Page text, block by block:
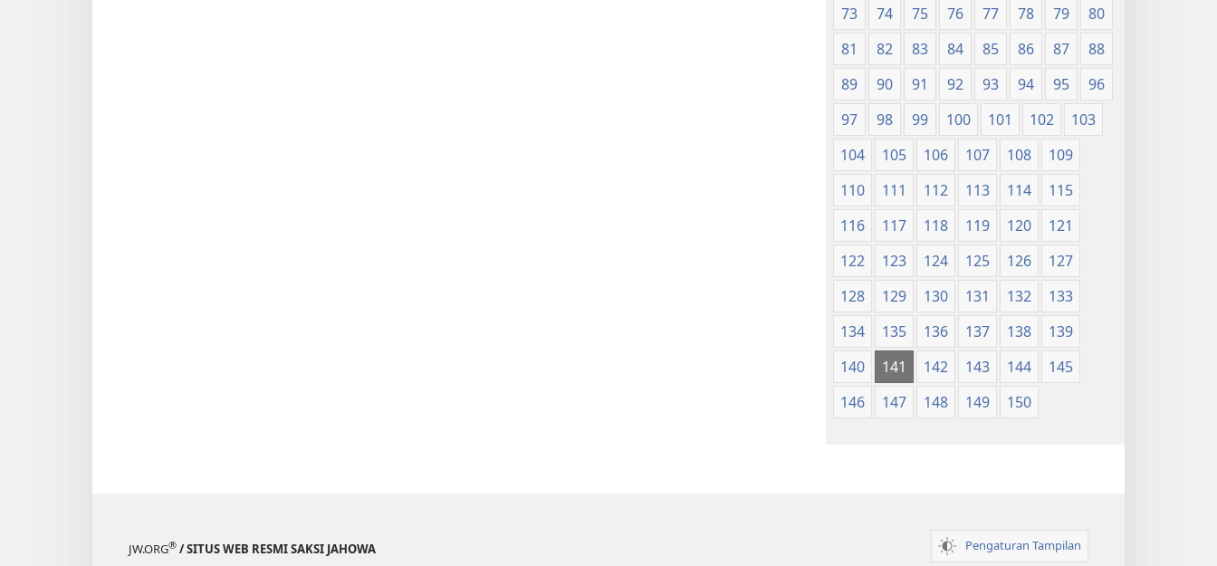
73
74 75 76 77 78 79
80
81
82 83 84 85 86 87
88
89
90 91 92 93 94 95
96
97
98 99 100 101 102
103
104
105 106 107 108
109
110
111 112 113 114
115
116
117 118 119 120
121
122
123 124 125 126
127
128
129 130 131 132
133
134
135 136 137 138
139
140
141 142 143 144
145
146
147 148 149 150
JW.ORG® / SITUS WEB RESMI SAKSI JAHOWA Pengaturan Tampilan